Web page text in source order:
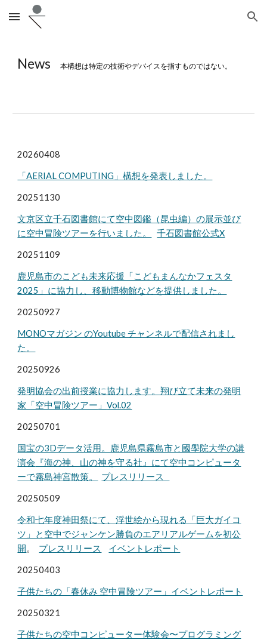
Skip to main content Skip to navigation
News 本構想は特定の技術やデバイスを指すものではない。
20260408
「AERIAL COMPUTING」構想を発表しました。
20251130
文京区立千石図書館にて空中図鑑（昆虫編）の展示並び
に空中冒険ツアーを行いました。
千石図書館公式X
20251109
鹿児島市のこども未来応援「こどもまんなかフェスタ
2025」に協力し、移動博物館などを提供しました。
20250927
MONOマガジン のYoutube チャンネルで配信されまし
た。
20250926
発明協会の出前授業に協力します。翔び立て未来の発明
家「空中冒険ツアー 」Vol.02
20250701
国宝の3Dデータ活用。鹿児島県霧島市と國學院大学の講
演会 『海の神、山の神を守る社』にて空中コンピュータ
ーで霧島神宮散策。 プレスリリース
20250509
令和七年度神田祭にて、浮世絵から現れる「巨大ガイコ
ツ」と空中でジャンケン勝負のエアリアルゲームを初公
開。 プレスリリース イベントレポート
20250403
子供たちの「春休み 空中冒険ツアー」イベントレポート
20250321
子供たちの空中コンピューター体験会〜プログラミング